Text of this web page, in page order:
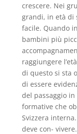
crescere. Nei
grandi, in età di
facile. Quando
bambini più
raggiungere
di questo si sta
di essere
del passaggio in
formative che
Svizzera
deve con-